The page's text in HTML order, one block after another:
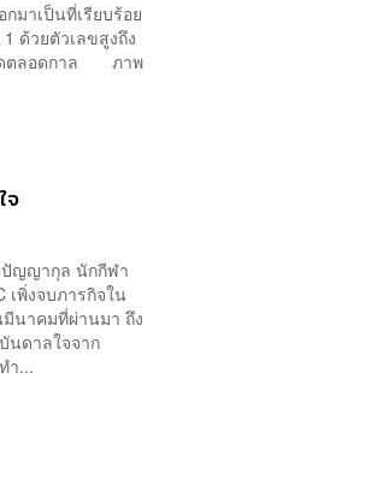
มาเป็นที่เรียบร้อย
ด้วยตัวเลขสูงถึง
สุดตลอดกาล ภาพ
จ
ปัญญากุล นักกีฬา
เพิ่งจบภารกิจใน
นาคมที่ผ่านมา ถึง
นดาลใจจาก
ำ...